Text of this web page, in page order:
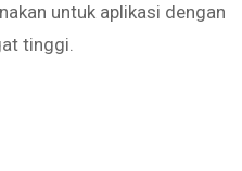
untuk aplikasi dengan
tinggi.